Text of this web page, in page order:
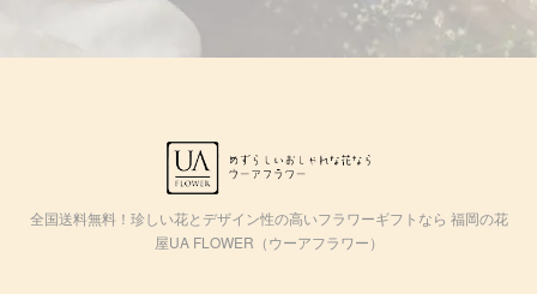
全国送料無料！珍しい花とデザイン性の高いフラワーギフトなら 福岡の花
屋UA FLOWER（ウーアフラワー）